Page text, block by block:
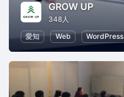
GROW UP
348人
愛知
Web WordPress